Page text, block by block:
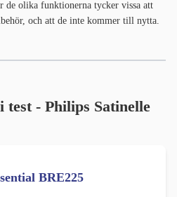
de olika funktionerna tycker vissa att
och att de inte kommer till nytta.
- Philips Satinelle
BRE225